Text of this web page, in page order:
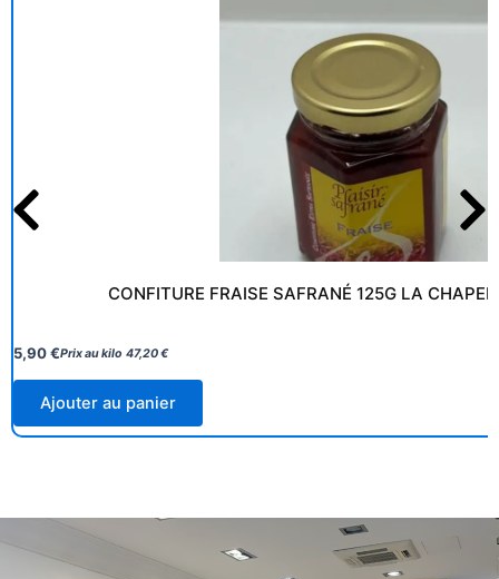
CONFITURE FRAISE SAFRANÉ 125G LA
5,90€Prix au kilo 47,20€
Ajouter au panier